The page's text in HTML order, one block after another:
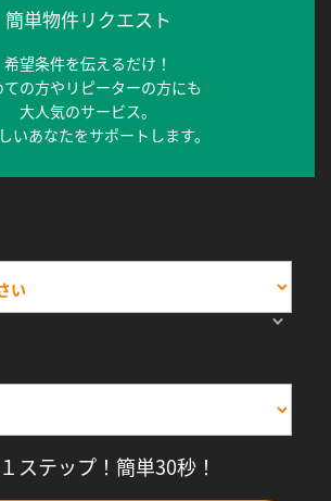
簡単物件リクエスト
希望条件を伝えるだけ！
ての方やリピーターの方にも
大人気のサービス。
いあなたをサポートします。
ステップ！簡単30秒！